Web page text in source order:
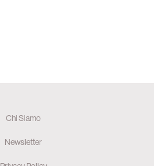
Chi Siamo
Newsletter